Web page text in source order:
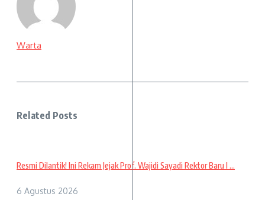
Warta
Related Posts
Resmi Dilantik! Ini Rekam Jejak Prof. Wajidi Sayadi Rektor Baru I ...
6 Agustus 2026